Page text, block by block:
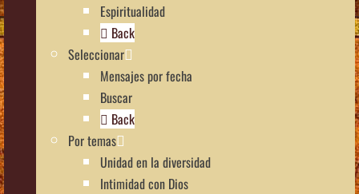
Espiritualidad
Back
Seleccionar
Mensajes por fecha
Buscar
Back
Por temas
Unidad en la diversidad
Intimidad con Dios